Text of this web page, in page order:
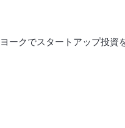
ークでスタートアップ投資